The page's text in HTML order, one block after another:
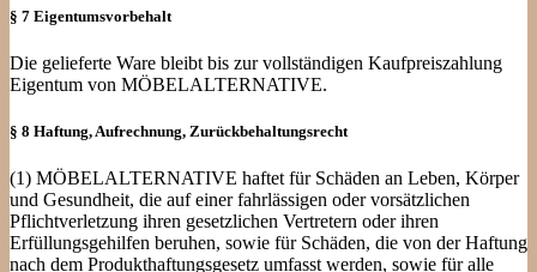
§ 7 Eigentumsvorbehalt
Die gelieferte Ware bleibt bis zur vollständigen Kaufpreiszahlung
Eigentum von MÖBELALTERNATIVE.
§ 8 Haftung, Aufrechnung, Zurückbehaltungsrecht
(1) MÖBELALTERNATIVE haftet für Schäden an Leben, Körper
und Gesundheit, die auf einer fahrlässigen oder vorsätzlichen
Pflichtverletzung ihren gesetzlichen Vertretern oder ihren
Erfüllungsgehilfen beruhen, sowie für Schäden, die von der Haftung
nach dem Produkthaftungsgesetz umfasst werden, sowie für alle